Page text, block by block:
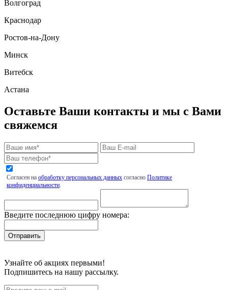
Волгоград
Краснодар
Ростов-на-Дону
Минск
Витебск
Астана
Оставьте Ваши контакты и мы с Вами
свяжемся
Согласен на обработку персональных данных согласно Политике
конфиденциальности.
Введите последнюю цифру номера:
Узнайте об акциях первыми!
Подпишитесь на нашу рассылку.